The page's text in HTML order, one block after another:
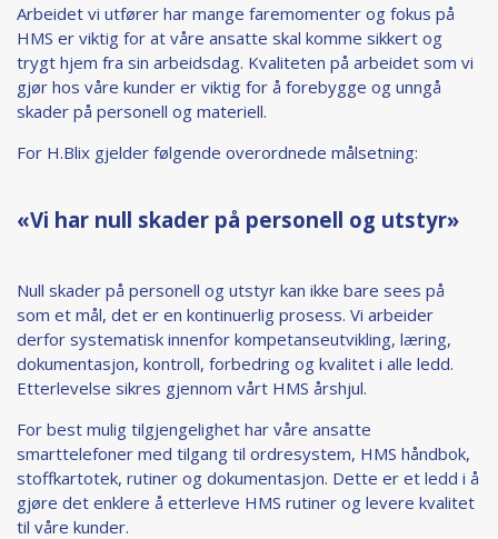
Arbeidet vi utfører har mange faremomenter og fokus på
HMS er viktig for at våre ansatte skal komme sikkert og
trygt hjem fra sin arbeidsdag. Kvaliteten på arbeidet som vi
gjør hos våre kunder er viktig for å forebygge og unngå
skader på personell og materiell.
For H.Blix gjelder følgende overordnede målsetning:
«Vi har null skader på personell og utstyr»
Null skader på personell og utstyr kan ikke bare sees på
som et mål, det er en kontinuerlig prosess. Vi arbeider
derfor systematisk innenfor kompetanseutvikling, læring,
dokumentasjon, kontroll, forbedring og kvalitet i alle ledd.
Etterlevelse sikres gjennom vårt HMS årshjul.
For best mulig tilgjengelighet har våre ansatte
smarttelefoner med tilgang til ordresystem, HMS håndbok,
stoffkartotek, rutiner og dokumentasjon. Dette er et ledd i å
gjøre det enklere å etterleve HMS rutiner og levere kvalitet
til våre kunder.